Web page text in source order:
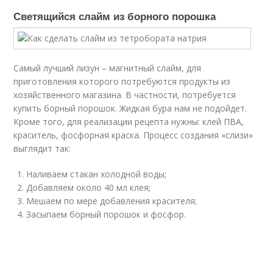
Светящийся слайм из борного порошка
Самый лучший лизун – магнитный слайм, для
приготовления которого потребуются продукты из
хозяйственного магазина. В частности, потребуется
купить борный порошок. Жидкая бура нам не подойдет.
Кроме того, для реализации рецепта нужны: клей ПВА,
краситель, фосфорная краска. Процесс создания «слизи»
выглядит так:
Наливаем стакан холодной воды;
Добавляем около 40 мл клея;
Мешаем по мере добавления красителя;
Засыпаем борный порошок и фосфор.